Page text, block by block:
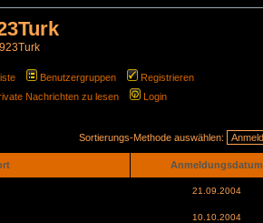
Benutzergruppen
Registrieren
Nachrichten zu lesen Login
Sortierungs-Methode auswählen:
Anmeldungsdatum
21.09.2004
10.10.2004